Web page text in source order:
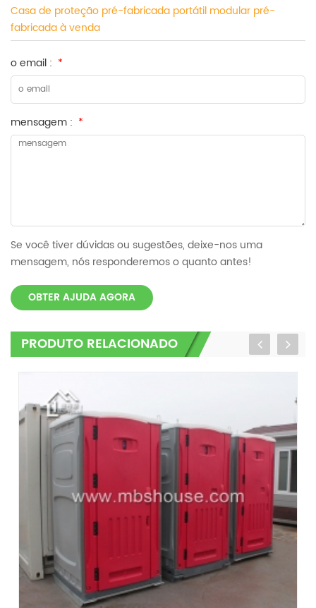
Casa de proteção pré-fabricada portátil modular pré-
fabricada à venda
o email : *
mensagem : *
Se você tiver dúvidas ou sugestões, deixe-nos uma
mensagem, nós responderemos o quanto antes!
OBTER AJUDA AGORA
PRODUTO RELACIONADO